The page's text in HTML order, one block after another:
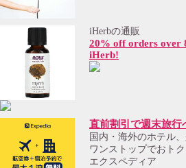
iHerbの通販
20% off orders over
iHerb!
直前割引で週末旅行
国内・海外のホテル、
ワンストップでおト
エクスペディア